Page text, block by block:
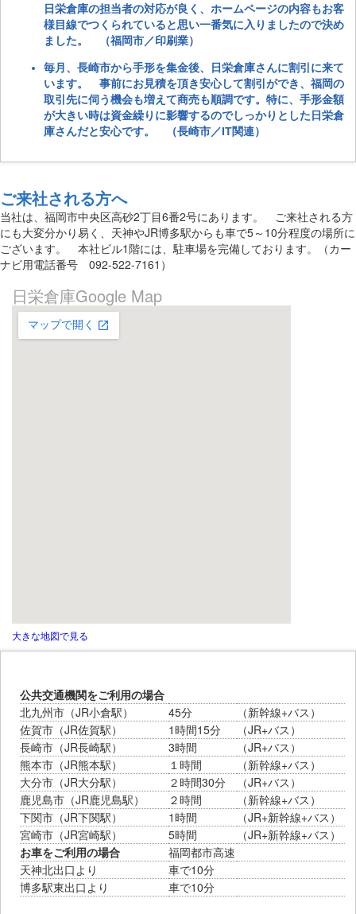
日栄倉庫の担当者の対応が良く、ホームページの内容もお客
様目線でつくられていると思い一番気に入りましたので決め
ました。 （福岡市／印刷業）
毎月、長崎市から手形を集金後、日栄倉庫さんに割引に来て
います。 事前にお見積を頂き安心して割引ができ、福岡の
取引先に伺う機会も増えて商売も順調です。特に、手形金額
が大きい時は資金繰りに影響するのでしっかりとした日栄倉
庫さんだと安心です。 （長崎市／IT関連）
ご来社される方へ
当社は、福岡市中央区高砂2丁目6番2号にあります。 ご来社される方
にも大変分かり易く、天神やJR博多駅からも車で5～10分程度の場所に
ございます。 本社ビル1階には、駐車場を完備しております。（カー
ナビ用電話番号 092-522-7161）
日栄倉庫Google Map
大きな地図で見る
公共交通機関をご利用の場合
北九州市（JR小倉駅）
45分
（新幹線+バス）
佐賀市（JR佐賀駅）
1時間15分
（JR+バス）
長崎市（JR長崎駅）
3時間
（JR+バス）
熊本市（JR熊本駅）
１時間
（新幹線+バス）
大分市（JR大分駅）
２時間30分
（JR+バス）
鹿児島市（JR鹿児島駅）
２時間
（新幹線+バス）
下関市（JR下関駅）
1時間
（JR+新幹線+バス）
宮崎市（JR宮崎駅）
5時間
（JR+新幹線+バス）
お車をご利用の場合
福岡都市高速
天神北出口より
車で10分
博多駅東出口より
車で10分